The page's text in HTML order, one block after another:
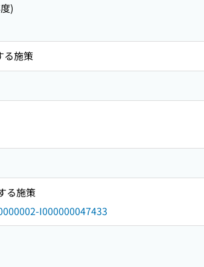
)
る施策
る施策
I000000047433